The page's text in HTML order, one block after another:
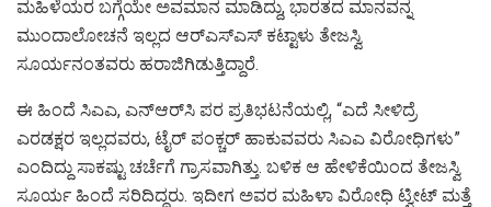
ಮಹಿಳೆಯರ ಬಗ್ಗೆಯೇ ಅವಮಾನ ಮಾಡಿದ್ದು, ಭಾರತದ ಮಾನವನ್ನ
ಮುಂದಾಲೋಚನೆ ಇಲ್ಲದ ಆರ್‌ಎಸ್‌ಎಸ್‌ ಕಟ್ಟಾಳು ತೇಜಸ್ವಿ
ಸೂರ್ಯನಂತವರು ಹರಾಜಿಗಿಡುತ್ತಿದ್ದಾರೆ.
ಈ ಹಿಂದೆ ಸಿಎಎ, ಎನ್‌ಆರ್‌ಸಿ ಪರ ಪ್ರತಿಭಟನೆಯಲ್ಲಿ, “ಎದೆ ಸೀಳಿದ್ರೆ
ಎರಡಕ್ಷರ ಇಲ್ಲದವರು, ಟೈರ್‌ ಪಂಕ್ಚರ್‌ ಹಾಕುವವರು ಸಿಎಎ ವಿರೋಧಿಗಳು”
ಎಂದಿದ್ದು ಸಾಕಷ್ಟು ಚರ್ಚೆಗೆ ಗ್ರಾಸವಾಗಿತ್ತು. ಬಳಿಕ ಆ ಹೇಳಿಕೆಯಿಂದ ತೇಜಸ್ವಿ
ಸೂರ್ಯ ಹಿಂದೆ ಸರಿದಿದ್ದರು. ಇದೀಗ ಅವರ ಮಹಿಳಾ ವಿರೋಧಿ ಟ್ವೀಟ್‌ ಮತ್ತೆ